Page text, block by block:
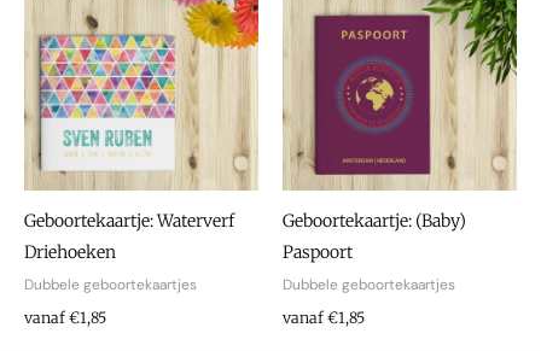
Geboortekaartje: Waterverf
Driehoeken
Dubbele geboortekaartjes
vanaf €1,85
Geboortekaartje: (Baby)
Paspoort
Dubbele geboortekaartjes
vanaf €1,85